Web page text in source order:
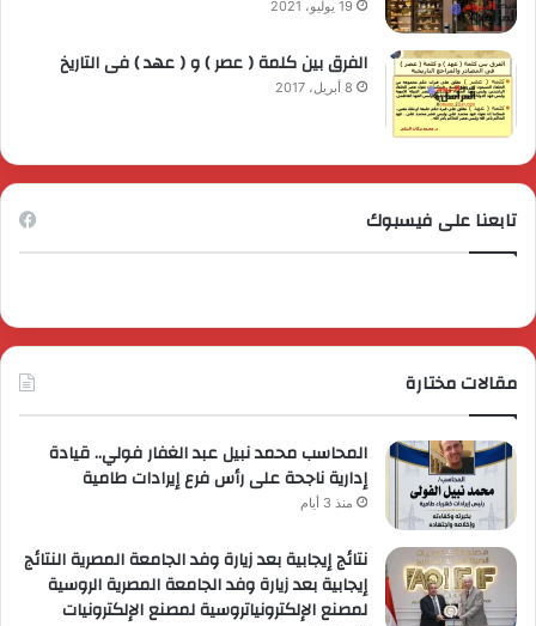
19 يوليو، 2021
الفرق بين كلمة ( عصر ) و ( عهد ) فى التاريخ
8 أبريل، 2017
تابعنا على فيسبوك
مقالات مختارة
المحاسب محمد نبيل عبد الغفار فولي.. قيادة
إدارية ناجحة على رأس فرع إيرادات طامية
منذ 3 أيام
نتائج إيجابية بعد زيارة وفد الجامعة المصرية النتائج
إيجابية بعد زيارة وفد الجامعة المصرية الروسية
لمصنع الإلكترونياتروسية لمصنع الإلكترونيات